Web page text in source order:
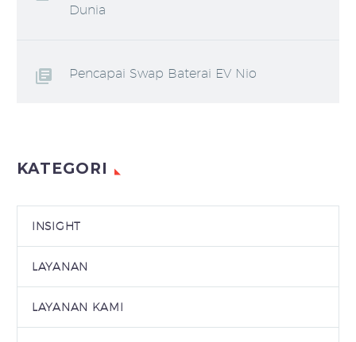
Dunia
Pencapai Swap Baterai EV Nio
KATEGORI
INSIGHT
LAYANAN
LAYANAN KAMI